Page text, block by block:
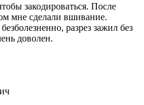
закодироваться. После
мне сделали вшивание.
разрез зажил без
доволен.